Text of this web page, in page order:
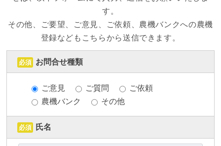
す。
その他、ご要望、ご意見、ご依頼、農機バンクへの農機
登録などもこちらから送信できます。
必須 お問合せ種類
ご意見 ご質問
ご依頼
農機バンク
その他
必須 氏名